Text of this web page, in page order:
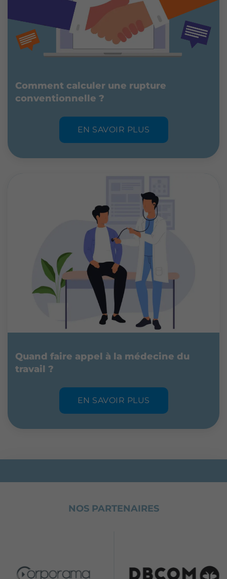
Comment calculer une rupture
conventionnelle ?
EN SAVOIR PLUS
Quand faire appel à la médecine du
travail ?
EN SAVOIR PLUS
NOS PARTENAIRES